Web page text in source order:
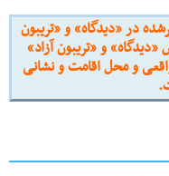
در «دیدگاه» و «تریبون
و «تریبون آزاد»
و محل اقامت و نشانی